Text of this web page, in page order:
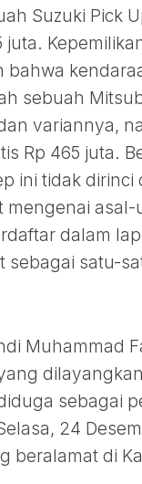
Suzuki Pick
sebuah
variannya,
Rp 465 juta.
ini tidak dirinci
dalam
satu-
Muhammad
sebagai
24
beralamat di